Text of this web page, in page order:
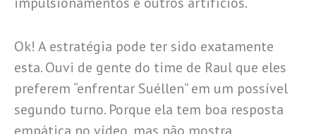
Ok! A estratégia pode ter sido exatamente
esta. Ouvi de gente do time de Raul que eles
preferem “enfrentar Suéllen” em um possível
segundo turno. Porque ela tem boa resposta